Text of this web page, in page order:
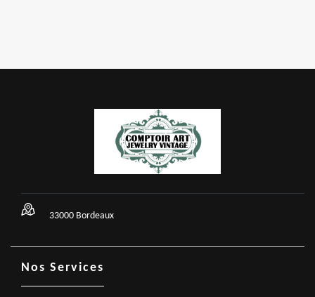
33000 Bordeaux
Nos Services